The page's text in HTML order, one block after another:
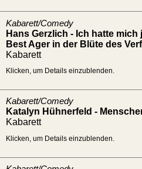
Kabarett/Comedy
Hans Gerzlich - Ich hatte
Best Ager in der Blüte des
Kabarett
Klicken, um Details einzublenden.
Kabarett/Comedy
Katalyn Hühnerfeld -
Kabarett
Klicken, um Details einzublenden.